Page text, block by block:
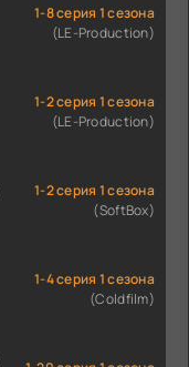
1-8 серия 1 сезона
(LE-Production)
1-2 серия 1 сезона
(LE-Production)
1-2 серия 1 сезона
(SoftBox)
1-4 серия 1 сезона
(Coldfilm)